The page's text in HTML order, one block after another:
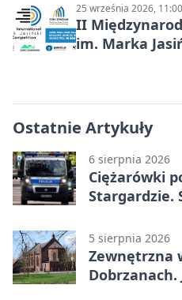
25 września 2026, 11:00
II
im. Marka
Ostatnie Artykuły
6 sierpnia 2026
Ciężarówki
Stargardzie.
5 sierpnia 2026
Zewnętrzna